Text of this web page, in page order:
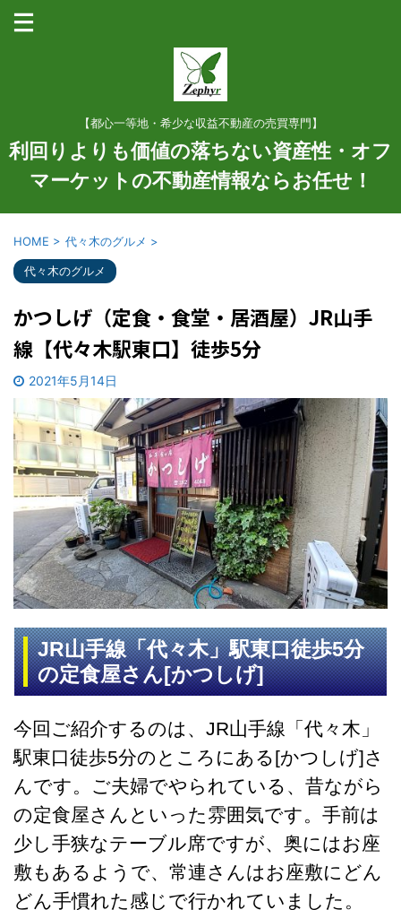
【都心一等地・希少な収益不動産の売買専門】
利回りよりも価値の落ちない資産性・オフ
マーケットの不動産情報ならお任せ！
HOME > 代々木のグルメ >
代々木のグルメ
かつしげ（定食・食堂・居酒屋）JR山手
線【代々木駅東口】徒歩5分
2021年5月14日
JR山手線「代々木」駅東口徒歩5分
の定食屋さん[かつしげ]
今回ご紹介するのは、JR山手線「代々木」
駅東口徒歩5分のところにある[かつしげ]さ
んです。ご夫婦でやられている、昔ながら
の定食屋さんといった雰囲気です。手前は
少し手狭なテーブル席ですが、奥にはお座
敷もあるようで、常連さんはお座敷にどん
どん手慣れた感じで行かれていました。